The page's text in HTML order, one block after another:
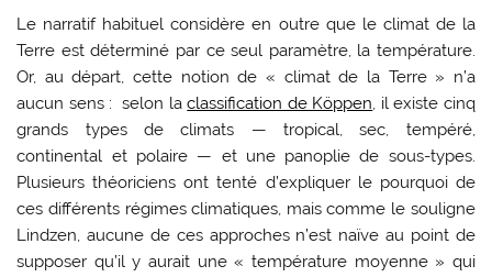
Le narratif habituel considère en outre que le climat de la
Terre est déterminé par ce seul paramètre, la température.
Or, au départ, cette notion de « climat de la Terre » n’a
aucun sens : selon laclassification de Köppen, il existe cinq
grands types de climats — tropical, sec, tempéré,
continental et polaire — et une panoplie de sous-types.
Plusieurs théoriciens ont tenté d’expliquer le pourquoi de
ces différents régimes climatiques, mais comme le souligne
Lindzen, aucune de ces approches n’est naïve au point de
supposer qu’il y aurait une « température moyenne » qui